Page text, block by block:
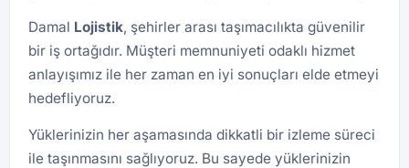
Damal Lojistik, şehirler arası taşımacılıkta güvenilir
bir iş ortağıdır. Müşteri memnuniyeti odaklı hizmet
anlayışımız ile her zaman en iyi sonuçları elde etmeyi
hedefliyoruz.
Yüklerinizin her aşamasında dikkatli bir izleme süreci
ile taşınmasını sağlıyoruz. Bu sayede yüklerinizin